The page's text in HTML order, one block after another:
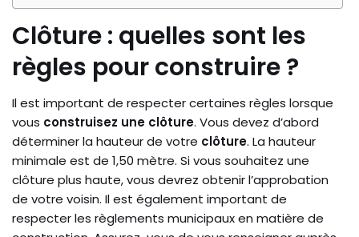
Clôture : quelles sont les
règles pour construire ?
Il est important de respecter certaines règles lorsque
vous construisez une clôture. Vous devez d’abord
déterminer la hauteur de votre clôture. La hauteur
minimale est de 1,50 mètre. Si vous souhaitez une
clôture plus haute, vous devrez obtenir l’approbation
de votre voisin. Il est également important de
respecter les règlements municipaux en matière de